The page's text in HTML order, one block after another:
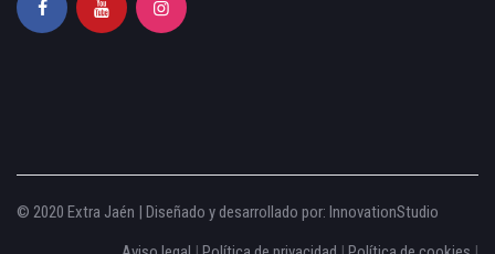
© 2020 Extra Jaén | Diseñado y desarrollado por: InnovationStudio